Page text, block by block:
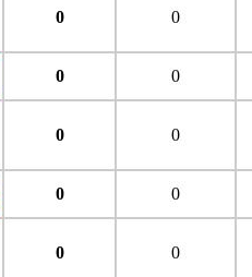
0 0
0 0
0 0
0 0
0 0